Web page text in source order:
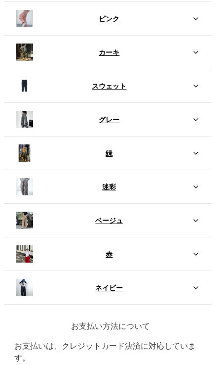
ピンク
カーキ
スウェット
グレー
緑
迷彩
ベージュ
赤
ネイビー
お支払い方法について
お支払いは、クレジットカード決済に対応していま
す。